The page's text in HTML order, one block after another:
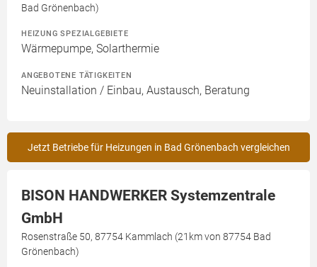
Bad Grönenbach)
HEIZUNG SPEZIALGEBIETE
Wärmepumpe, Solarthermie
ANGEBOTENE TÄTIGKEITEN
Neuinstallation / Einbau, Austausch, Beratung
Jetzt Betriebe für Heizungen in Bad Grönenbach vergleichen
BISON HANDWERKER Systemzentrale
GmbH
Rosenstraße 50, 87754 Kammlach (21km von 87754 Bad
Grönenbach)